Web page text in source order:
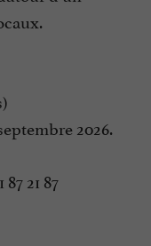
2026.
21 87